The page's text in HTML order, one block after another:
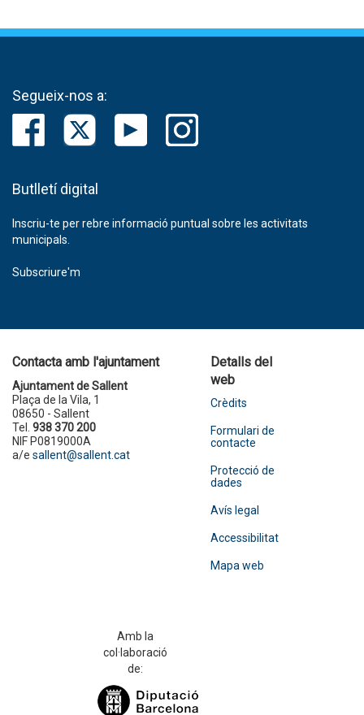
Segueix-nos a:
Butlletí digital
Inscriu-te per rebre informació puntual sobre les activitats
municipals.
Subscriure'm
Contacta amb l'ajuntament
Ajuntament de Sallent
Plaça de la Vila, 1
08650 - Sallent
Tel. 938 370 200
NIF P0819000A
a/e sallent@sallent.cat
Detalls del
web
Crèdits
Formulari de
contacte
Protecció de
dades
Avís legal
Accessibilitat
Mapa web
Amb la
col·laboració
de: